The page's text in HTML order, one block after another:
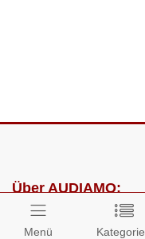
Menü
Über AUDIAMO:
Impressum